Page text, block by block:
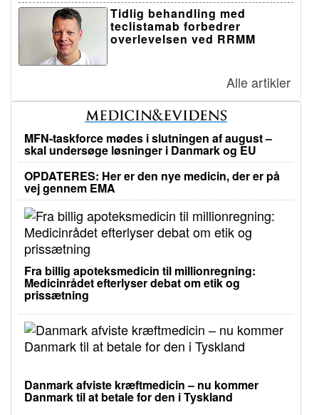
Tidlig behandling med
teclistamab forbedrer
overlevelsen ved RRMM
Alle artikler
MFN-taskforce mødes i slutningen af august –
skal undersøge løsninger i Danmark og EU
OPDATERES: Her er den nye medicin, der er på
vej gennem EMA
Fra billig apoteksmedicin til millionregning:
Medicinrådet efterlyser debat om etik og
prissætning
Danmark afviste kræftmedicin – nu kommer
Danmark til at betale for den i Tyskland